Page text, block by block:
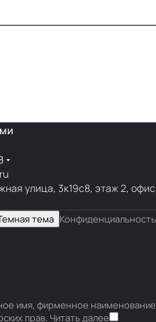
улица, 3к19с8, этаж 2, офис
тема Конфиденциальность
имя, фирменное наименование
прав. Читать далее